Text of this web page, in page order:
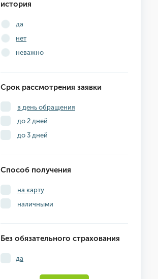
история
да
нет
неважно
Срок рассмотрения заявки
в день обращения
до 2 дней
до 3 дней
Способ получения
на карту
наличными
Без обязательного страхования
да